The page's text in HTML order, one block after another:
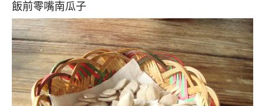
飯前零嘴南瓜子